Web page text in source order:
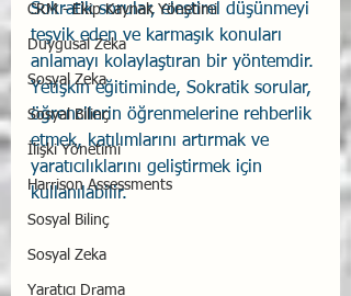
CRM - Ekip Kaynak Yönetimi
Duygusal Zeka
Sosyal Zeka
Sosyal Bilinç
İlişki Yönetimi
Harrison Assessments
Sosyal Bilinç
Sosyal Zeka
Yaratıcı Drama
Sokratik sorular, eleştirel düşünmeyi
teşvik eden ve karmaşık konuları
anlamayı kolaylaştıran bir yöntemdir.
Yetişkin eğitiminde, Sokratik sorular,
öğrencilerin öğrenmelerine rehberlik
etmek, katılımlarını artırmak ve
yaratıcılıklarını geliştirmek için
kullanılabilir.